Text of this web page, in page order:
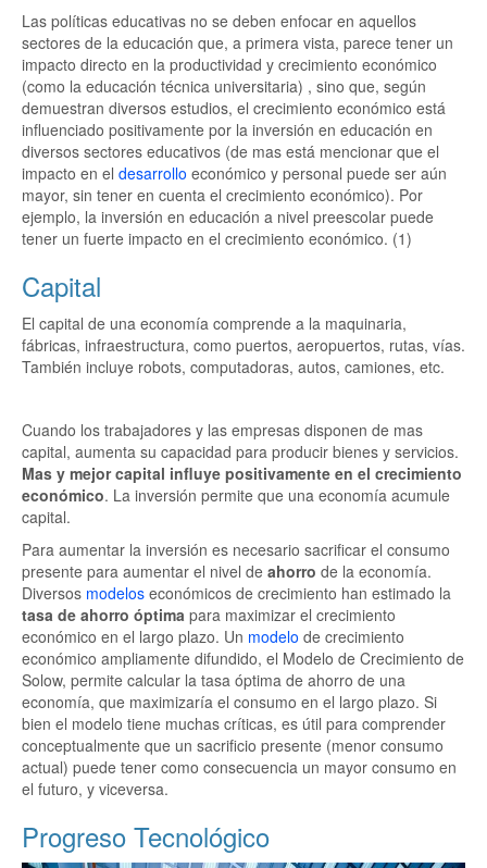
Las políticas educativas no se deben enfocar en aquellos
sectores de la educación que, a primera vista, parece tener un
impacto directo en la productividad y crecimiento económico
(como la educación técnica universitaria) , sino que, según
demuestran diversos estudios, el crecimiento económico está
influenciado positivamente por la inversión en educación en
diversos sectores educativos (de mas está mencionar que el
impacto en el desarrollo económico y personal puede ser aún
mayor, sin tener en cuenta el crecimiento económico). Por
ejemplo, la inversión en educación a nivel preescolar puede
tener un fuerte impacto en el crecimiento económico. (1)
Capital
El capital de una economía comprende a la maquinaria,
fábricas, infraestructura, como puertos, aeropuertos, rutas, vías.
También incluye robots, computadoras, autos, camiones, etc.
Cuando los trabajadores y las empresas disponen de mas
capital, aumenta su capacidad para producir bienes y servicios.
Mas y mejor capital influye positivamente en el crecimiento
económico. La inversión permite que una economía acumule
capital.
Para aumentar la inversión es necesario sacrificar el consumo
presente para aumentar el nivel de ahorro de la economía.
Diversos modelos económicos de crecimiento han estimado la
tasa de ahorro óptima para maximizar el crecimiento
económico en el largo plazo. Un modelo de crecimiento
económico ampliamente difundido, el Modelo de Crecimiento de
Solow, permite calcular la tasa óptima de ahorro de una
economía, que maximizaría el consumo en el largo plazo. Si
bien el modelo tiene muchas críticas, es útil para comprender
conceptualmente que un sacrificio presente (menor consumo
actual) puede tener como consecuencia un mayor consumo en
el futuro, y viceversa.
Progreso Tecnológico